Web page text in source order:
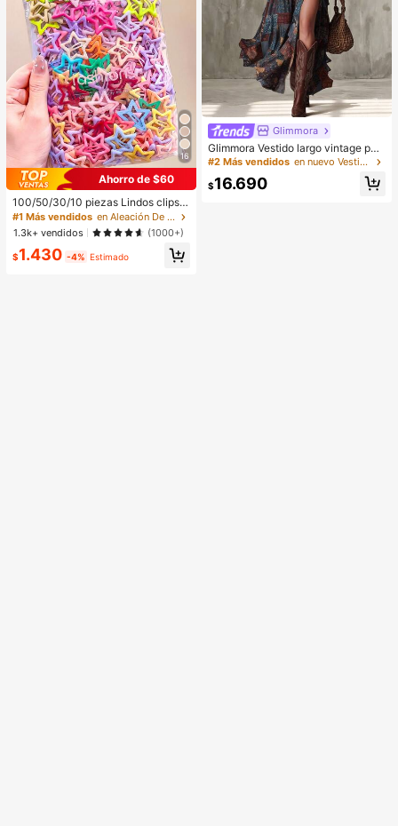
16
Ahorro de $60
100/50/30/10 piezas Lindos clips d
e estrella de cinco puntas estilo Y2
K, clips de cabello coloridos, acces
orios básicos para el cabello - Adec
uados para niñas, uso diario en la e
scuela, fiestas, deportes, estética
#1 Más vendidos
en Aleación De Hierro Accesorios para el cabello d
1.3k+ vendidos
(1000+)
$1.430 -4% Estimado
Glimmora
Glimmora Vestido largo vintage par
a mujer con escote en V profundo y
#2 Más vendidos en nuevo Vestidos largos de mujer
$16.690